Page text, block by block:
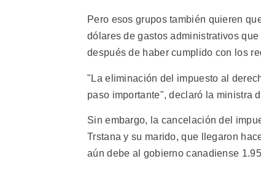
Pero esos grupos también quieren
dólares de gastos administrativos
después de haber cumplido con los
"La eliminación del impuesto al
paso importante", declaró la ministra
Sin embargo, la cancelación del
Trstana y su marido, que llegaron
aún debe al gobierno canadiense